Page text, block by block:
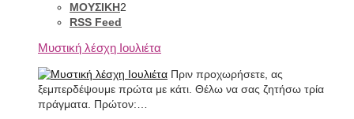
ΜΟΥΣΙΚΗ2
RSS Feed
Μυστική λέσχη Ιουλιέτα
Πριν προχωρήσετε, ας
ξεμπερδέψουμε πρώτα με κάτι. Θέλω να σας ζητήσω τρία
πράγματα. Πρώτον:…